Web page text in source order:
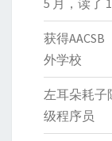
5 月，读了
获得
外学校
左耳朵耗子
级程序员